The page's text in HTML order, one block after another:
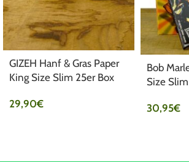
GIZEH Hanf & Gras Paper
King Size Slim 25er Box
29,90€
Bob
Size
30,95€